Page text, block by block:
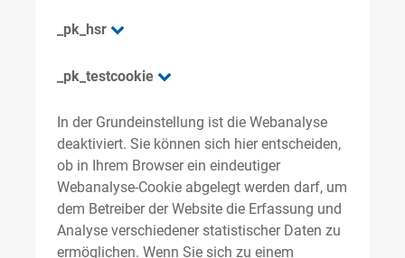
_pk_hsr
_pk_testcookie
In der Grundeinstellung ist die Webanalyse
deaktiviert. Sie können sich hier entscheiden,
ob in Ihrem Browser ein eindeutiger
Webanalyse-Cookie abgelegt werden darf, um
dem Betreiber der Website die Erfassung und
Analyse verschiedener statistischer Daten zu
ermöglichen. Wenn Sie sich zu einem